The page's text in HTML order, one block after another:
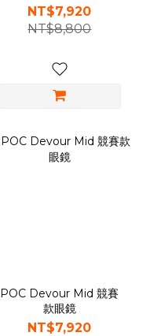
NT$7,920
NT$8,800
POC Devour Mid 競賽
款眼鏡
NT$7,920